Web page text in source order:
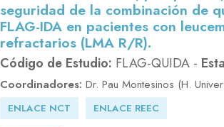
seguridad de la combinación de
FLAG-IDA en pacientes con
refractarios (LMA R/R).
Código de Estudio: FLAG-QUIDA -
Coordinadores: Dr. Pau Montesinos (H.
ENLACE NCT ENLACE REEC